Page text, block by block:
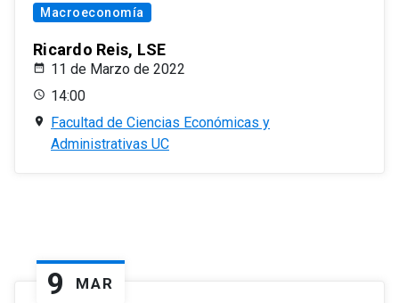
Macroeconomía
Ricardo Reis, LSE
11 de Marzo de 2022
14:00
Facultad de Ciencias Económicas y
Administrativas UC
9 MAR